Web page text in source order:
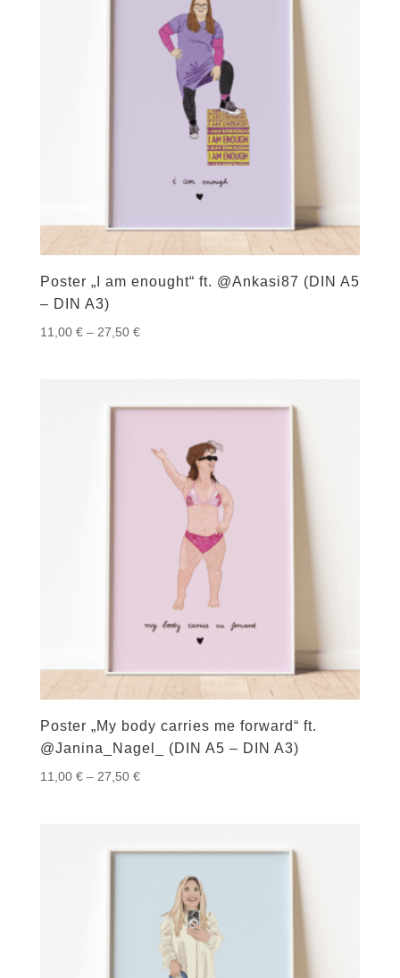
Poster „I am enought“ ft. @Ankasi87 (DIN A5
– DIN A3)
11,00 € – 27,50 €Preisspanne:
Poster „My body carries me forward“ ft.
@Janina_Nagel_ (DIN A5 – DIN A3)
11,00 € – 27,50 €Preisspanne: